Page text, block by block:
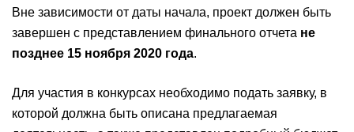
Вне зависимости от даты начала, проект должен быть
завершен с представлением финального отчета не
позднее 15 ноября 2020 года.
Для участия в конкурсах необходимо подать заявку, в
которой должна быть описана предлагаемая